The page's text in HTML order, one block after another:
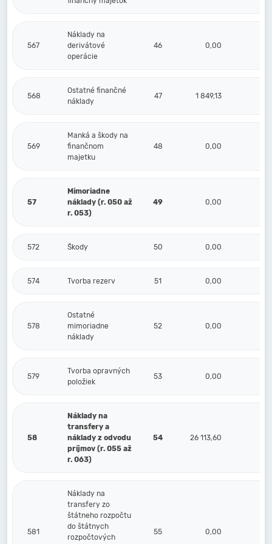
567
Náklady na
derivátové
operácie
46 0,00
568
Ostatné finančné
náklady
47 1 849,13
569
Manká a škody na
finančnom
majetku
48 0,00
57
Mimoriadne
náklady (r. 050 až
r. 053)
49 0,00
572 Škody 50 0,00
574 Tvorba rezerv 51 0,00
578
Ostatné
mimoriadne
náklady
52 0,00
579
Tvorba opravných
položiek
53 0,00
58
Náklady na
transfery a
náklady z odvodu
príjmov (r. 055 až
r. 063)
54 26 113,60
581
Náklady na
transfery zo
štátneho rozpočtu
do štátnych
rozpočtových
55 0,00